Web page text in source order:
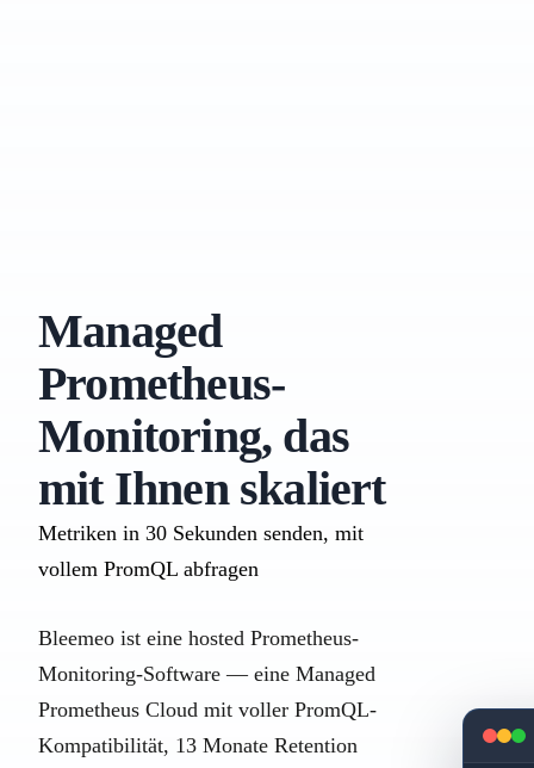
Managed
Prometheus-
Monitoring, das
mit Ihnen skaliert
Metriken in 30 Sekunden senden, mit
vollem PromQL abfragen
Bleemeo ist eine hosted Prometheus-
Monitoring-Software — eine Managed
Prometheus Cloud mit voller PromQL-
Kompatibilität, 13 Monate Retention